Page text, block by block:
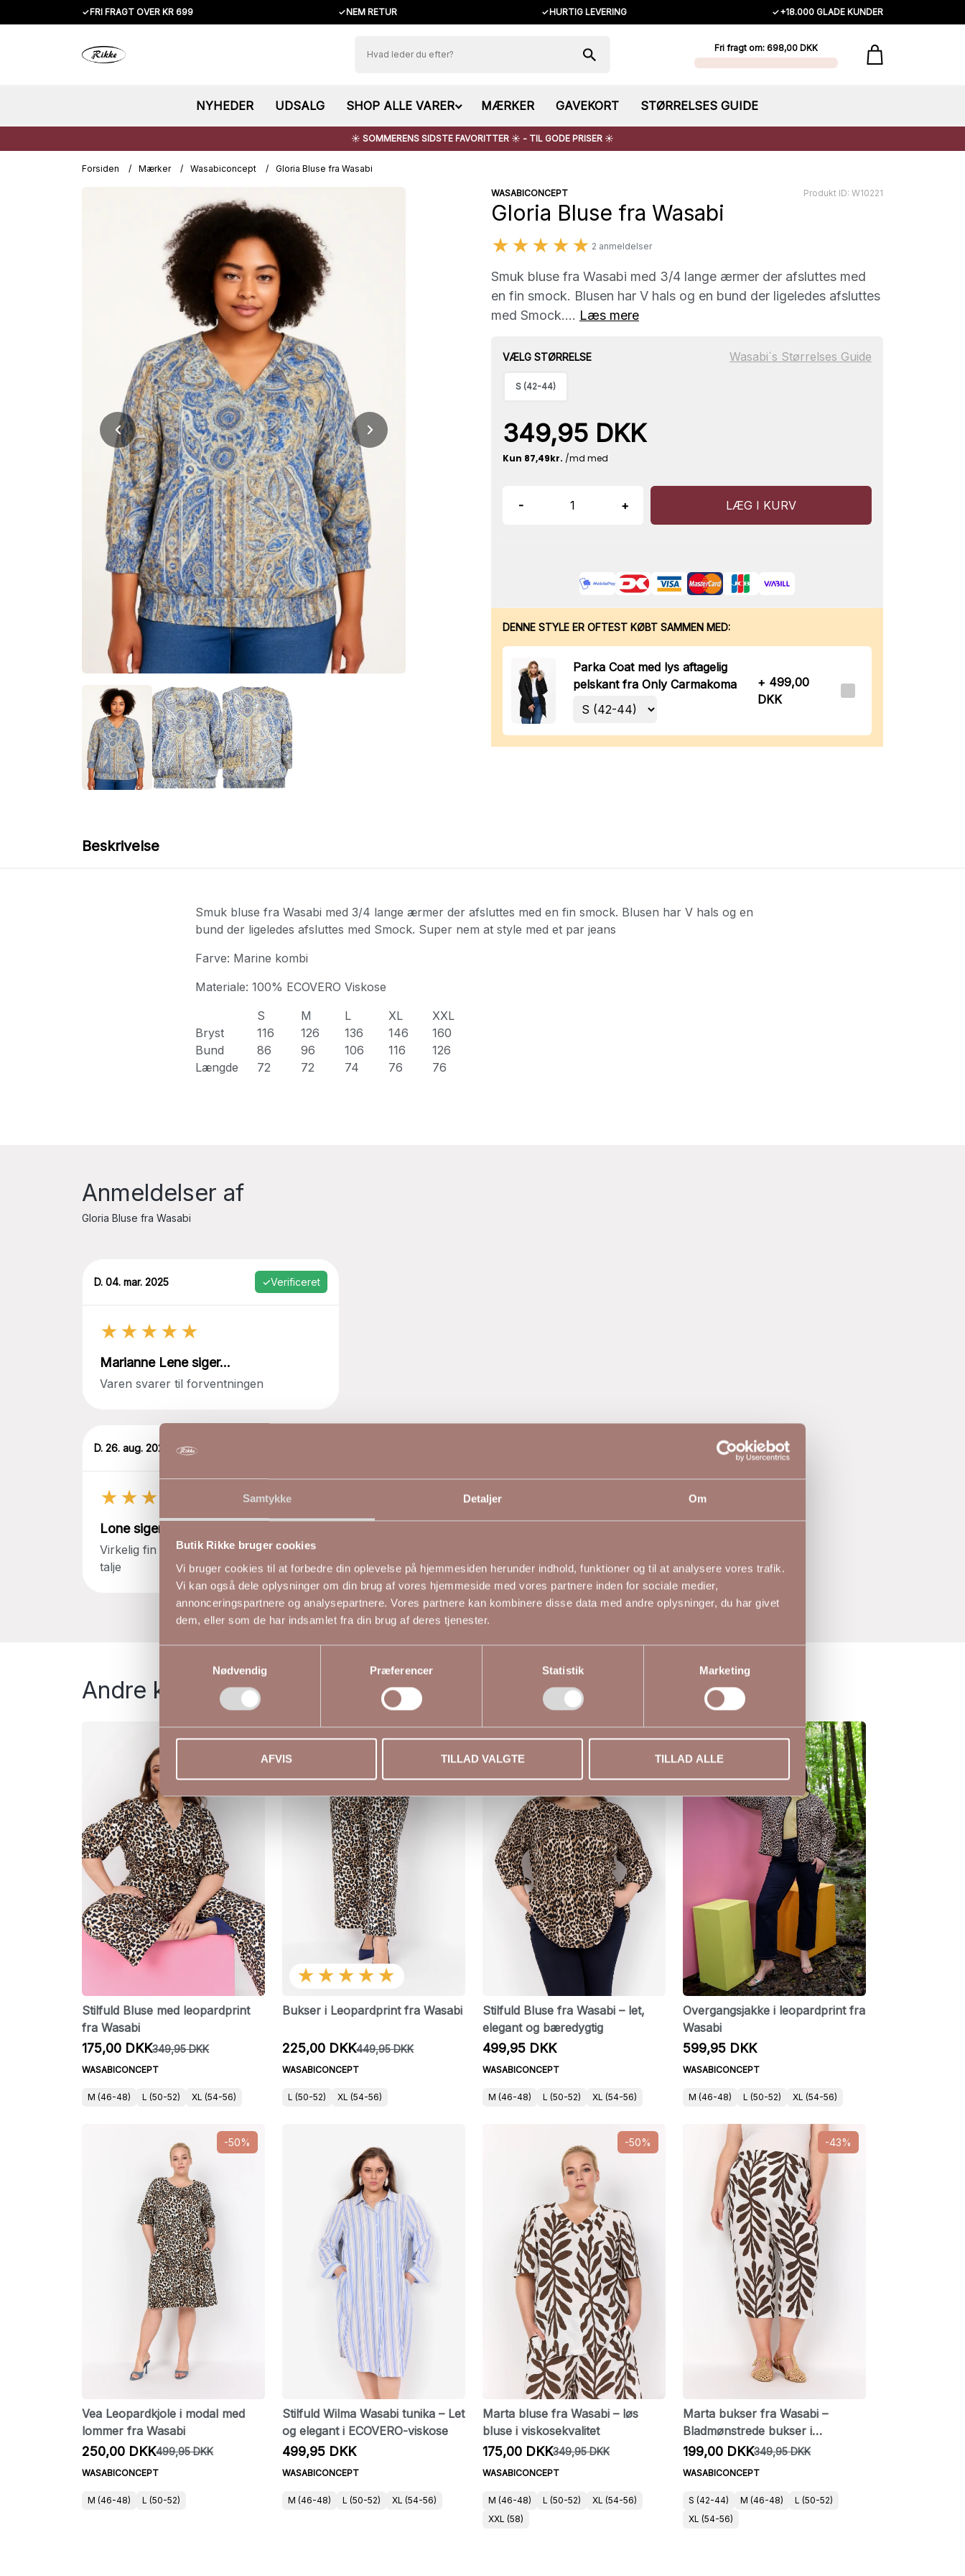
Samtykke Detaljer Om
Butik Rikke bruger cookies
Vi bruger cookies til at forbedre din oplevelse på hjemmesiden herunder indhold, funktioner og til at analysere vores trafik.
Vi kan også dele oplysninger om din brug af vores hjemmeside med vores partnere inden for sociale medier,
annonceringspartnere og analysepartnere. Vores partnere kan kombinere disse data med andre oplysninger, du har givet
dem, eller som de har indsamlet fra din brug af deres tjenester.
Nødvendig
Præferencer Statistik Marketing
AFVIS TILLAD VALGTE TILLAD ALLE
✓FRI FRAGT OVER KR 699 ✓NEM RETUR ✓HURTIG LEVERING ✓+18.000 GLADE KUNDER
Fri fragt om: 698,00 DKK
NYHEDER UDSALG SHOP ALLE VARER MÆRKER GAVEKORT STØRRELSES GUIDE
☀️ SOMMERENS SIDSTE FAVORITTER ☀️ - TIL GODE PRISER ☀️
Forsiden / Mærker / Wasabiconcept / Gloria Bluse fra Wasabi
WASABICONCEPT Produkt ID: W10221
Gloria Bluse fra Wasabi
★★★★★ 2 anmeldelser
Smuk bluse fra Wasabi med 3/4 lange ærmer der afsluttes med
en fin smock. Blusen har V hals og en bund der ligeledes afsluttes
med Smock.... Læs mere
VÆLG STØRRELSE Wasabi´s Størrelses Guide
S (42-44)
349,95 DKK
- + LÆG I KURV
DENNE STYLE ER OFTEST KØBT SAMMEN MED:
Parka Coat med lys aftagelig
pelskant fra Only Carmakoma
+ 499,00
DKK
Beskrivelse
Smuk bluse fra Wasabi med 3/4 lange ærmer der afsluttes med en fin smock. Blusen har V hals og en
bund der ligeledes afsluttes med Smock. Super nem at style med et par jeans
Farve: Marine kombi
Materiale: 100% ECOVERO Viskose
S
M L XL
XXL
Bryst
116 126 136 146
160
Bund
86 96 106 116
126
Længde
72 72 74 76 76
Anmeldelser af
Gloria Bluse fra Wasabi
D. 04. mar. 2025 ✓Verificeret
★★★★★
Marianne Lene siger...
Varen svarer til forventningen
D. 26. aug. 2024
★★★★★
Lone siger...
Virkelig fin bluse gode farver og elastik i
talje
Andre kiggede på
-50%
Stilfuld Bluse med leopardprint
fra Wasabi
175,00 DKK349,95 DKK
WASABICONCEPT
M (46-48) L (50-52) XL (54-56)
-50%
★★★★★
Bukser i Leopardprint fra Wasabi
225,00 DKK449,95 DKK
WASABICONCEPT
L (50-52) XL (54-56)
Stilfuld Bluse fra Wasabi – let,
elegant og bæredygtig
499,95 DKK
WASABICONCEPT
M (46-48) L (50-52) XL (54-56)
Overgangsjakke i leopardprint fra
Wasabi
599,95 DKK
WASABICONCEPT
M (46-48) L (50-52) XL (54-56)
-50%
Vea Leopardkjole i modal med
lommer fra Wasabi
250,00 DKK499,95 DKK
WASABICONCEPT
M (46-48) L (50-52)
Stilfuld Wilma Wasabi tunika – Let
og elegant i ECOVERO-viskose
499,95 DKK
WASABICONCEPT
M (46-48) L (50-52) XL (54-56)
-50%
Marta bluse fra Wasabi – løs
bluse i viskosekvalitet
175,00 DKK349,95 DKK
WASABICONCEPT
M (46-48) L (50-52)
XL (54-56)
XXL (58)
-43%
Marta bukser fra Wasabi –
Bladmønstrede bukser i
viskosekvalitet
199,00 DKK349,95 DKK
WASABICONCEPT
S (42-44) M (46-48)
L (50-52)
XL (54-56)